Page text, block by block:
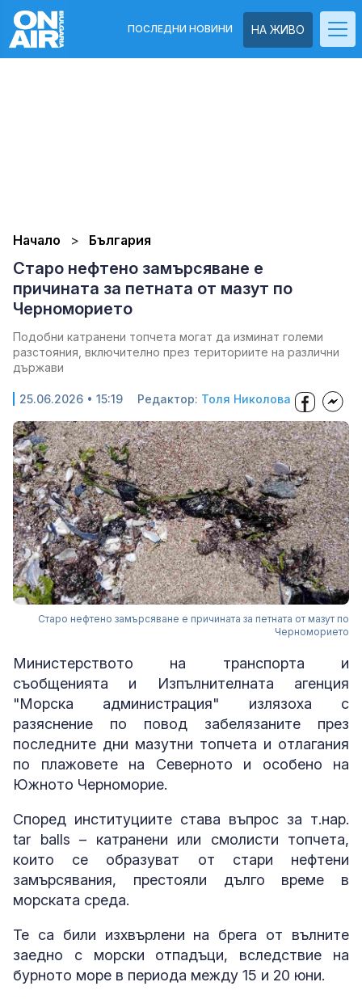
НА ЖИВО
ПОСЛЕДНИ НОВИНИ
Начало България
Старо нефтено замърсяване е
причината за петната от мазут по
Черноморието
Подобни катранени топчета могат да изминат големи
разстояния, включително през териториите на различни
държави
25.06.2026 • 15:19 Редактор: Толя Николова
Старо нефтено замърсяване е причината за петната от мазут по
Черноморието
Министерството на транспорта и
съобщенията и Изпълнителната агенция
"Морска администрация" излязоха с
разяснение по повод забелязаните през
последните дни мазутни топчета и отлагания
по плажовете на Северното и особено на
Южното Черноморие.
Според институциите става въпрос за т.нар.
tar balls – катранени или смолисти топчета,
които се образуват от стари нефтени
замърсявания, престояли дълго време в
морската среда.
Те са били изхвърлени на брега от вълните
заедно с морски отпадъци, вследствие на
бурното море в периода между 15 и 20 юни.